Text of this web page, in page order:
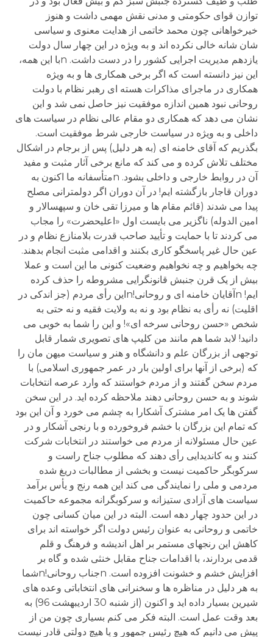
توازن قوای حکومتی و مدنی نقش مهمی داشت و هنوز
خیرخواهانی چون محمد خاتمی از هدایت معنوی و سیاسی
شان شانه خالی نکرده اند و به ویژه در این چهار سال دولت
یازدهم مدیریت اجرایی کشور را در دست داشت. nبا این همه،
این نیز دانسته است که اگر برخی همکاری ها و به ویژه
همکاری در ماجرای مذاکرات هسته ای رهبر نظام با دولت
روحانی نبود همین اندازه موفقیت نیز حاصل نمی شد و این
نشان می دهد که همکاری دو مقام عالی نظام در سیاست های
داخلی و به ویژه در سیاست خارجی شرط موفقیت است.
بگذریم که آقای خامنه ای (به هر دلیل) پس از برجام در اشکال
مختلف تلاش کرده و می کند که مانع برخی آثار مثبت و مفید
آن در روابط خارجی و داخلی بشود. nمتأسفانه ما اکنون به
دوران قاجار بازگشته ایم! در آن دوران اگر دولمترانی مصلح
پیدا می شدند (قائم مقام ها و میرزا تقی خان و سپهسالار و
امین الدوله) ناگزیر می بایست اول «اعلیحضرت» را مجاب
می کردند تا با حمایت و تأیید صاحب قدرت بلامنازع نظام و در
عین حال غیر پاسخگو کاری بکنند و اقدامی مثبت انجام بدهند.
چه بخواهیم و چه نخواهیم وضعیت کنونی ما این است و عملا
بیش از یک قرن جنبش قانونگرایی مشروطه را حذف کرده
ایم! nآقایان خامنه ای و روحانی!nاین رأی مردم (جز اندکی در
اقلیت) نه رأی به نظام بود و نه به ولایت فقیه و نه حتی به
شخص «حسن روحانی سرخه ای»! و این را شما به خوبی می
دانید! لابد شما هم مانند من کلیپ های تصویری شمار قابل
توجهی از بزرگان علم و دانشگاه و هنر و سیاست میهن مان را
که (برخی از آنها برای اولین بار در عمر جمهوری اسلامی) با
مردم سخن گفتند و از مردم خواستند که وارد عرصه انتخابات
شوند و به حسن روحانی دهند ملاحظه کرده اید. در این سخن
گفتن ها یک امر مشترک آشکارا به چشم می خورد و آن این بود
که تمام این بزرگان با خشم فروخورده و با رنجی آشکار و در
عین حال مسئولانه از مردم می خواستند در انتخابات شرکت
کنند و به کاندیدایی رأی دهند که مطلوب جناح راست و
سرکوبگر حاکمیت نیست و بخشی از مطالبات دریغ شده
مردمی و ملی را نمایندگی می کند این همه رنج و یأس برآمد
سیاست های آزادی ستیزانه و سرکوبگرانه مجموعه حاکمیت
در این حدود چهار دهه است. البته در این میان کسانی چون
خاتمی و روحانی به عنوان رئیس دولت اگر خواسته اند برای
کاهش این رنجهای مستمر بر اهل اندیشه و فرهنگ و قلم
قدمی بردارند، با اقدامات جناح مقابل خنثی شده و گاه بر
افزایش خشم و خشونت افزوده است. nجناب روحانی!nشما
به هر دلیل در مناظره ها و سخنرانی های انتخاباتی وعده های
شیرین بسیار داده اید و اکنون (از شنبه 30 اردیبهشت 96) به
بعد وقت عمل است. البته فکر می کنم بسیاری چون من از
پیش می دانیم که هیچ رئیس جمهور و یا هیچ دولتی قادر نیست